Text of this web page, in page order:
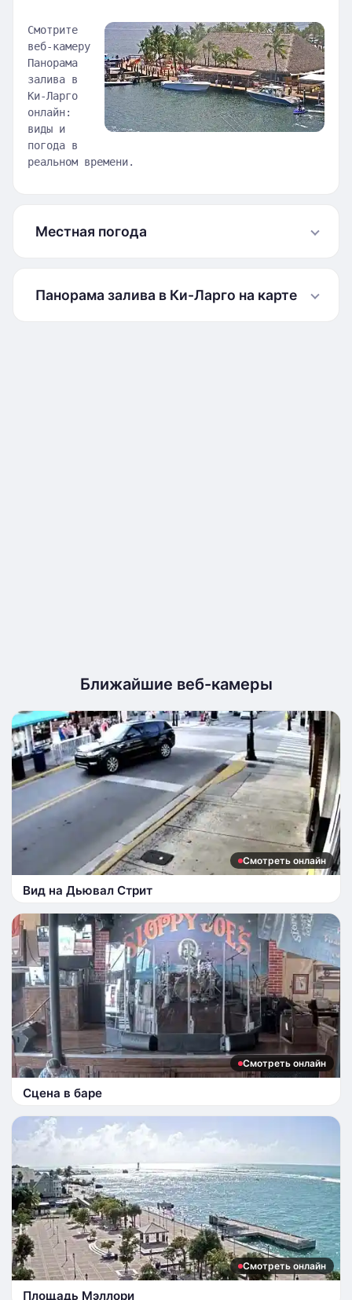
Смотрите
веб-камеру
Панорама
залива в
Ки-Ларго
онлайн:
виды и
погода в
реальном времени.
Местная погода
Панорама залива в Ки-Ларго на карте
Ближайшие веб-камеры
Смотреть онлайн
Вид на Дьювал Стрит
Смотреть онлайн
Сцена в баре
Смотреть онлайн
Площадь Мэллори